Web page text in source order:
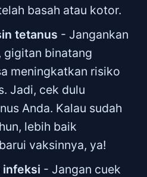
basah atau kotor.
tetanus - Jangankan
gigitan binatang
meningkatkan risiko
Jadi, cek dulu
Anda. Kalau sudah
lebih baik
vaksinnya, ya!
infeksi - Jangan cuek